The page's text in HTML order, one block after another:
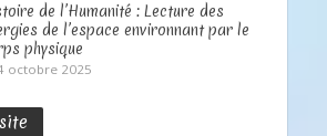
de l’Humanité : Lecture des
de l’espace environnant par le
physique
octobre 2025